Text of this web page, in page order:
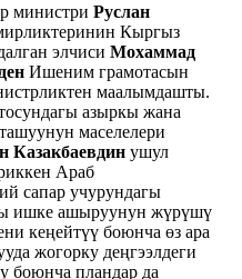
министри Руслан
Кыргыз
элчиси Мохаммад
Ишеним грамотасын
маалымдашты.
азыркы жана
маселелери
Казакбаевдин ушул
Араб
сапар учурундагы
ишке ашыруунун жүрүшү
кеңейтүү боюнча өз ара
жогорку деңгээлдеги
боюнча пландар да